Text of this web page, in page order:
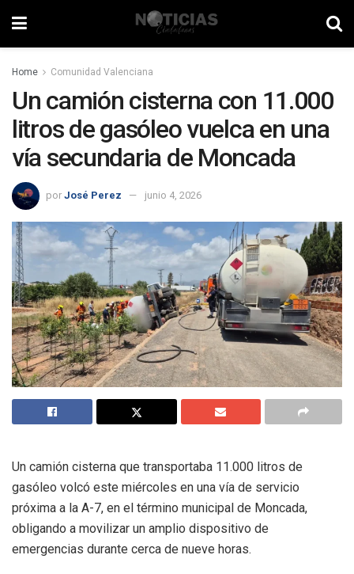
Home Comunidad Valenciana
Un camión cisterna con 11.000
litros de gasóleo vuelca en una
vía secundaria de Moncada
por José Perez junio 4, 2026
Un camión cisterna que transportaba 11.000 litros de
gasóleo volcó este miércoles en una vía de servicio
próxima a la A-7, en el término municipal de Moncada,
obligando a movilizar un amplio dispositivo de
emergencias durante cerca de nueve horas.